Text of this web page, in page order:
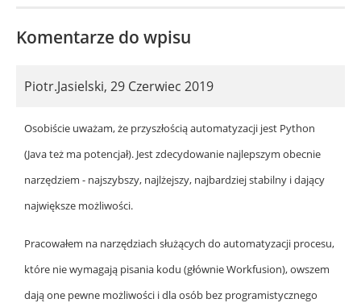
Komentarze do wpisu
Piotr.Jasielski, 29 Czerwiec 2019
Osobiście uważam, że przyszłością automatyzacji jest Python
(Java też ma potencjał). Jest zdecydowanie najlepszym obecnie
narzędziem - najszybszy, najlżejszy, najbardziej stabilny i dający
największe możliwości.
Pracowałem na narzędziach służących do automatyzacji procesu,
które nie wymagają pisania kodu (głównie Workfusion), owszem
dają one pewne możliwości i dla osób bez programistycznego